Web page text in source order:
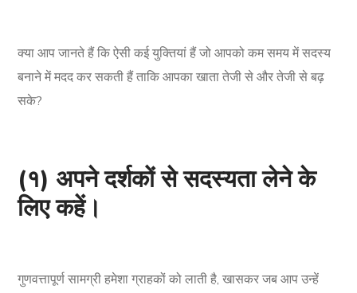
क्या आप जानते हैं कि ऐसी कई युक्तियां हैं जो आपको कम समय में सदस्य
बनाने में मदद कर सकती हैं ताकि आपका खाता तेजी से और तेजी से बढ़
सके?
(१) अपने दर्शकों से सदस्यता लेने के
लिए कहें।
गुणवत्तापूर्ण सामग्री हमेशा ग्राहकों को लाती है, खासकर जब आप उन्हें